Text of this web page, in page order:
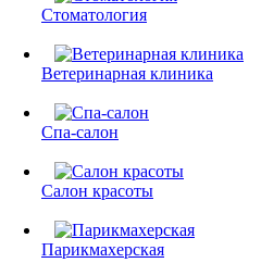
Стоматология
Ветеринарная клиника
Спа-салон
Салон красоты
Парикмахерская